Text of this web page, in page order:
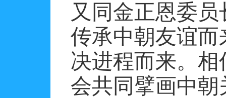
又同金正恩委
传承中朝友谊
决进程而来。
会共同擘画中